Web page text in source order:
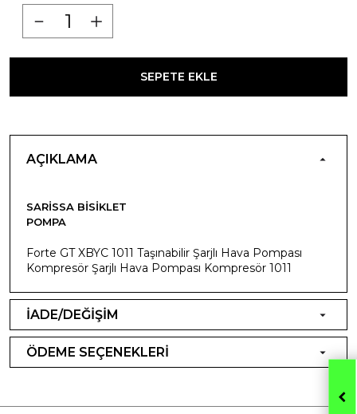
SEPETE EKLE
AÇIKLAMA
SARISSA BISIKLET
POMPA
Forte GT XBYC 1011 Taşınabilir Şarjlı Hava Pompası
Kompresör Şarjlı Hava Pompası Kompresör 1011
İADE/DEĞİŞİM
ÖDEME SEÇENEKLERİ